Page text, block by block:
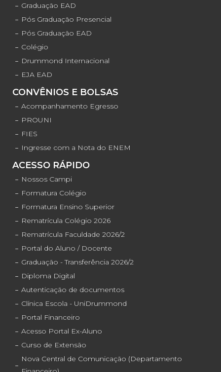
Graduação EAD
Pós Graduação Presencial
Pós Graduação EAD
Colégio
Drummond Internacional
EJA EAD
CONVÊNIOS E BOLSAS
Acompanhamento Egresso
PROUNI
FIES
Ingresse com a Nota do ENEM
ACESSO RÁPIDO
Nossos Campi
Formatura Colégio
Formatura Ensino Superior
Rematrícula Colégio 2026
Rematrícula Faculdade 2026/2
Portal do Aluno / Docente
Graduação - Transferência 2026/2
Diploma Digital
Autenticação de documentos
Clínica Escola - UniDrummond
Portal Financeiro
Acesso Portal Ex-Aluno
Curso de Extensão
Nova Central de Comunicação (Departamento